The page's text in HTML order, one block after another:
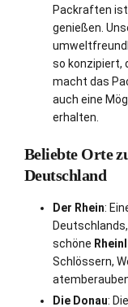
Packraften
genießen.
so konzipiert,
macht das
auch eine
erhalten.
Beliebte Orte
Deutschland
Der Rhein:
schöne
Schlössern,
Die Donau: Die